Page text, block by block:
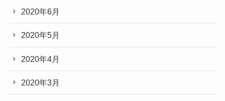
2020年6月
2020年5月
2020年4月
2020年3月